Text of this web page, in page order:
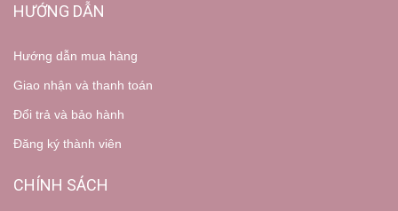
HƯỚNG DẪN
Hướng dẫn mua hàng
Giao nhận và thanh toán
Đổi trả và bảo hành
Đăng ký thành viên
CHÍNH SÁCH